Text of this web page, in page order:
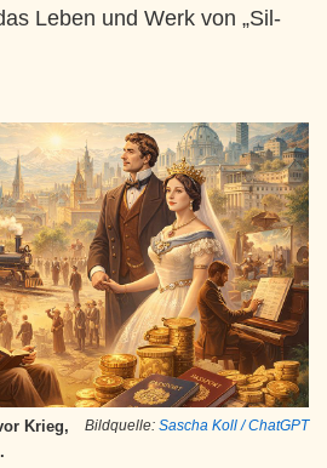
Leben und Werk von „Sil-
Bildquelle: Sascha Koll / ChatGPT
Krieg,